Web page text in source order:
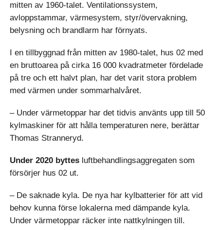
mitten av 1960-talet. Ventilationssystem,
avloppstammar, värmesystem, styr/övervakning,
belysning och brandlarm har förnyats.
I en tillbyggnad från mitten av 1980-talet, hus 02 med
en bruttoarea på cirka 16 000 kvadratmeter fördelade
på tre och ett halvt plan, har det varit stora problem
med värmen under sommarhalvåret.
– Under värmetoppar har det tidvis använts upp till 50
kylmaskiner för att hålla temperaturen nere, berättar
Thomas Stranneryd.
Under 2020 byttes luftbehandlingsaggregaten som
försörjer hus 02 ut.
– De saknade kyla. De nya har kylbatterier för att vid
behov kunna förse lokalerna med dämpande kyla.
Under värmetoppar räcker inte nattkylningen till.